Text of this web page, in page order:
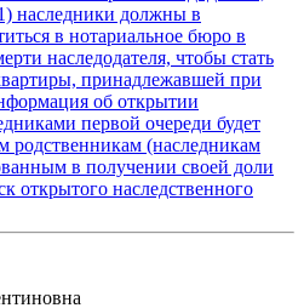
наследники должны в
в нотариальное бюро в
наследодателя, чтобы стать
принадлежавшей при
об открытии
первой очереди будет
родственникам (наследникам
в получении своей доли
открытого наследственного